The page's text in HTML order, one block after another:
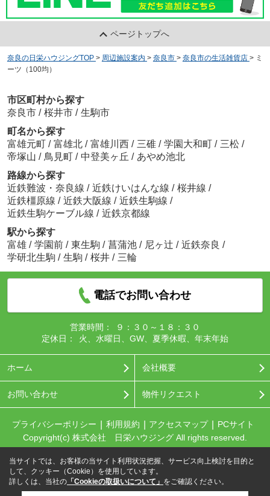
ページトップへ
奈良の日栄ハウジングTOP > 周辺施設案内 > 奈良市 > 奈良市の生活雑貨店 > ミ
ーツ（100均）
市区町村から探す
奈良市 / 桜井市 / 生駒市
町名から探す
富雄元町 / 富雄北 / 富雄川西 / 三碓 / 学園大和町 / 三松 /
帝塚山 / 鳥見町 / 中登美ヶ丘 / あやめ池北
路線から探す
近鉄難波・奈良線 / 近鉄けいはんな線 / 桜井線 /
近鉄橿原線 / 近鉄大阪線 / 近鉄生駒線 /
近鉄生駒ケーブル線 / 近鉄京都線
駅から探す
富雄 / 学園前 / 東生駒 / 菖蒲池 / 尼ヶ辻 / 近鉄奈良 /
学研北生駒 / 生駒 / 桜井 / 三輪
電話でお問い合わせ
営業時間：
９：３０～１８：３０
定休日：
火、水曜日、GW、夏季休暇、年末年始
ホーム 会社概要
お問い合わせ 物件リクエスト
プライバシーポリシー 利用規約 アクセスマップ
PCサイト
Copyright(c) 株式会社 日栄ハウジング All rights reserved.
当サイトでは、お客様の当サイト利用状況把握、サービス向上検討を目的と
して、クッキー（Cookie）を使用しています。
詳しくは、当社の 「Cookieの取扱いについて」 をご確認ください。